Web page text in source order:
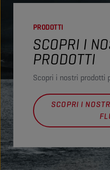
PRODOTTI
SCOPRI I
PRODOTTI
Scopri i nostri prodotti
SCOPRI I